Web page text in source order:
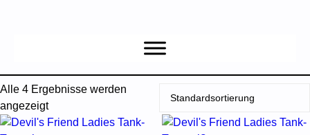
Alle 4 Ergebnisse werden
angezeigt